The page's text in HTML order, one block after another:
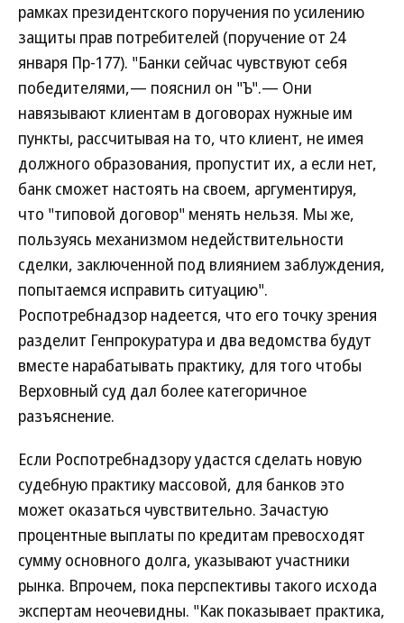
рамках президентского поручения по усилению
защиты прав потребителей (поручение от 24
января Пр-177). "Банки сейчас чувствуют себя
победителями,— пояснил он "Ъ".— Они
навязывают клиентам в договорах нужные им
пункты, рассчитывая на то, что клиент, не имея
должного образования, пропустит их, а если нет,
банк сможет настоять на своем, аргументируя,
что "типовой договор" менять нельзя. Мы же,
пользуясь механизмом недействительности
сделки, заключенной под влиянием заблуждения,
попытаемся исправить ситуацию".
Роспотребнадзор надеется, что его точку зрения
разделит Генпрокуратура и два ведомства будут
вместе нарабатывать практику, для того чтобы
Верховный суд дал более категоричное
разъяснение.
Если Роспотребнадзору удастся сделать новую
судебную практику массовой, для банков это
может оказаться чувствительно. Зачастую
процентные выплаты по кредитам превосходят
сумму основного долга, указывают участники
рынка. Впрочем, пока перспективы такого исхода
экспертам неочевидны. "Как показывает практика,